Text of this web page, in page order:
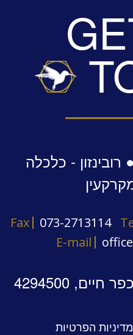
- כלכלה
Fax 073-2713114
E-mail
מדיניות הפרטיות